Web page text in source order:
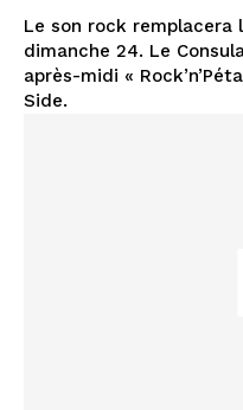
Le son rock remplacera
dimanche 24. Le
après-midi «
Side.